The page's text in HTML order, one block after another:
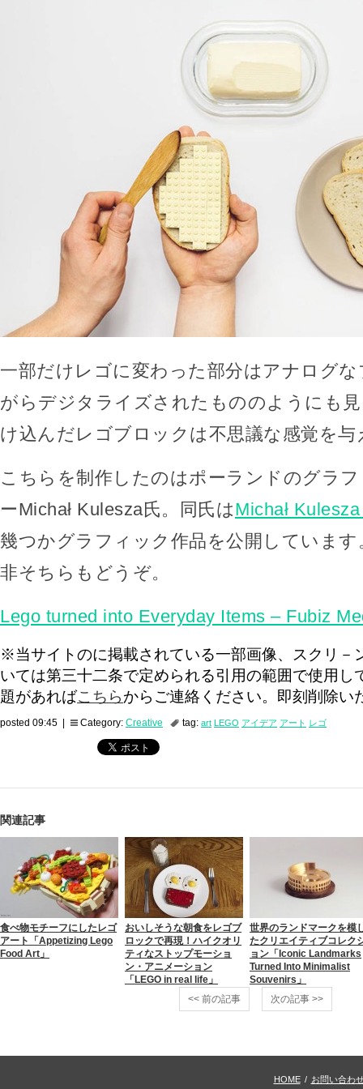
一部だけレゴに変わった部分はアナログ
がらデジタライズされたもののようにも
け込んだレゴブロックは不思議な感覚を
こちらを制作したのはポーランドのグラ
ーMichał Kulesza氏。同氏はMichał
幾つかグラフィック作品を公開していま
非そちらもどうぞ。
Lego turned into Everyday Items – Fubiz
※当サイトのに掲載されている一部画像、スクリ－
いては第三十二条で定められる引用の範囲で使用し
題があればこちらからご連絡ください。即刻削除い
posted 09:45 | Category: Creative tag: art LEGO アイデア アート レゴ
関連記事
食べ物モチーフにしたレゴ
アート「Appetizing Lego
Food Art」
おいしそうな朝食をレゴブ
ロックで再現！ハイクオリ
ティなストップモーショ
ン・アニメーション
「LEGO in real life」
世界のランドマークを模
たクリエイティブコレク
ョン「Iconic Landmarks
Turned Into Minimalist
Souvenirs」
<< 前の記事
次の記事 >>
HOME / お問い合わ